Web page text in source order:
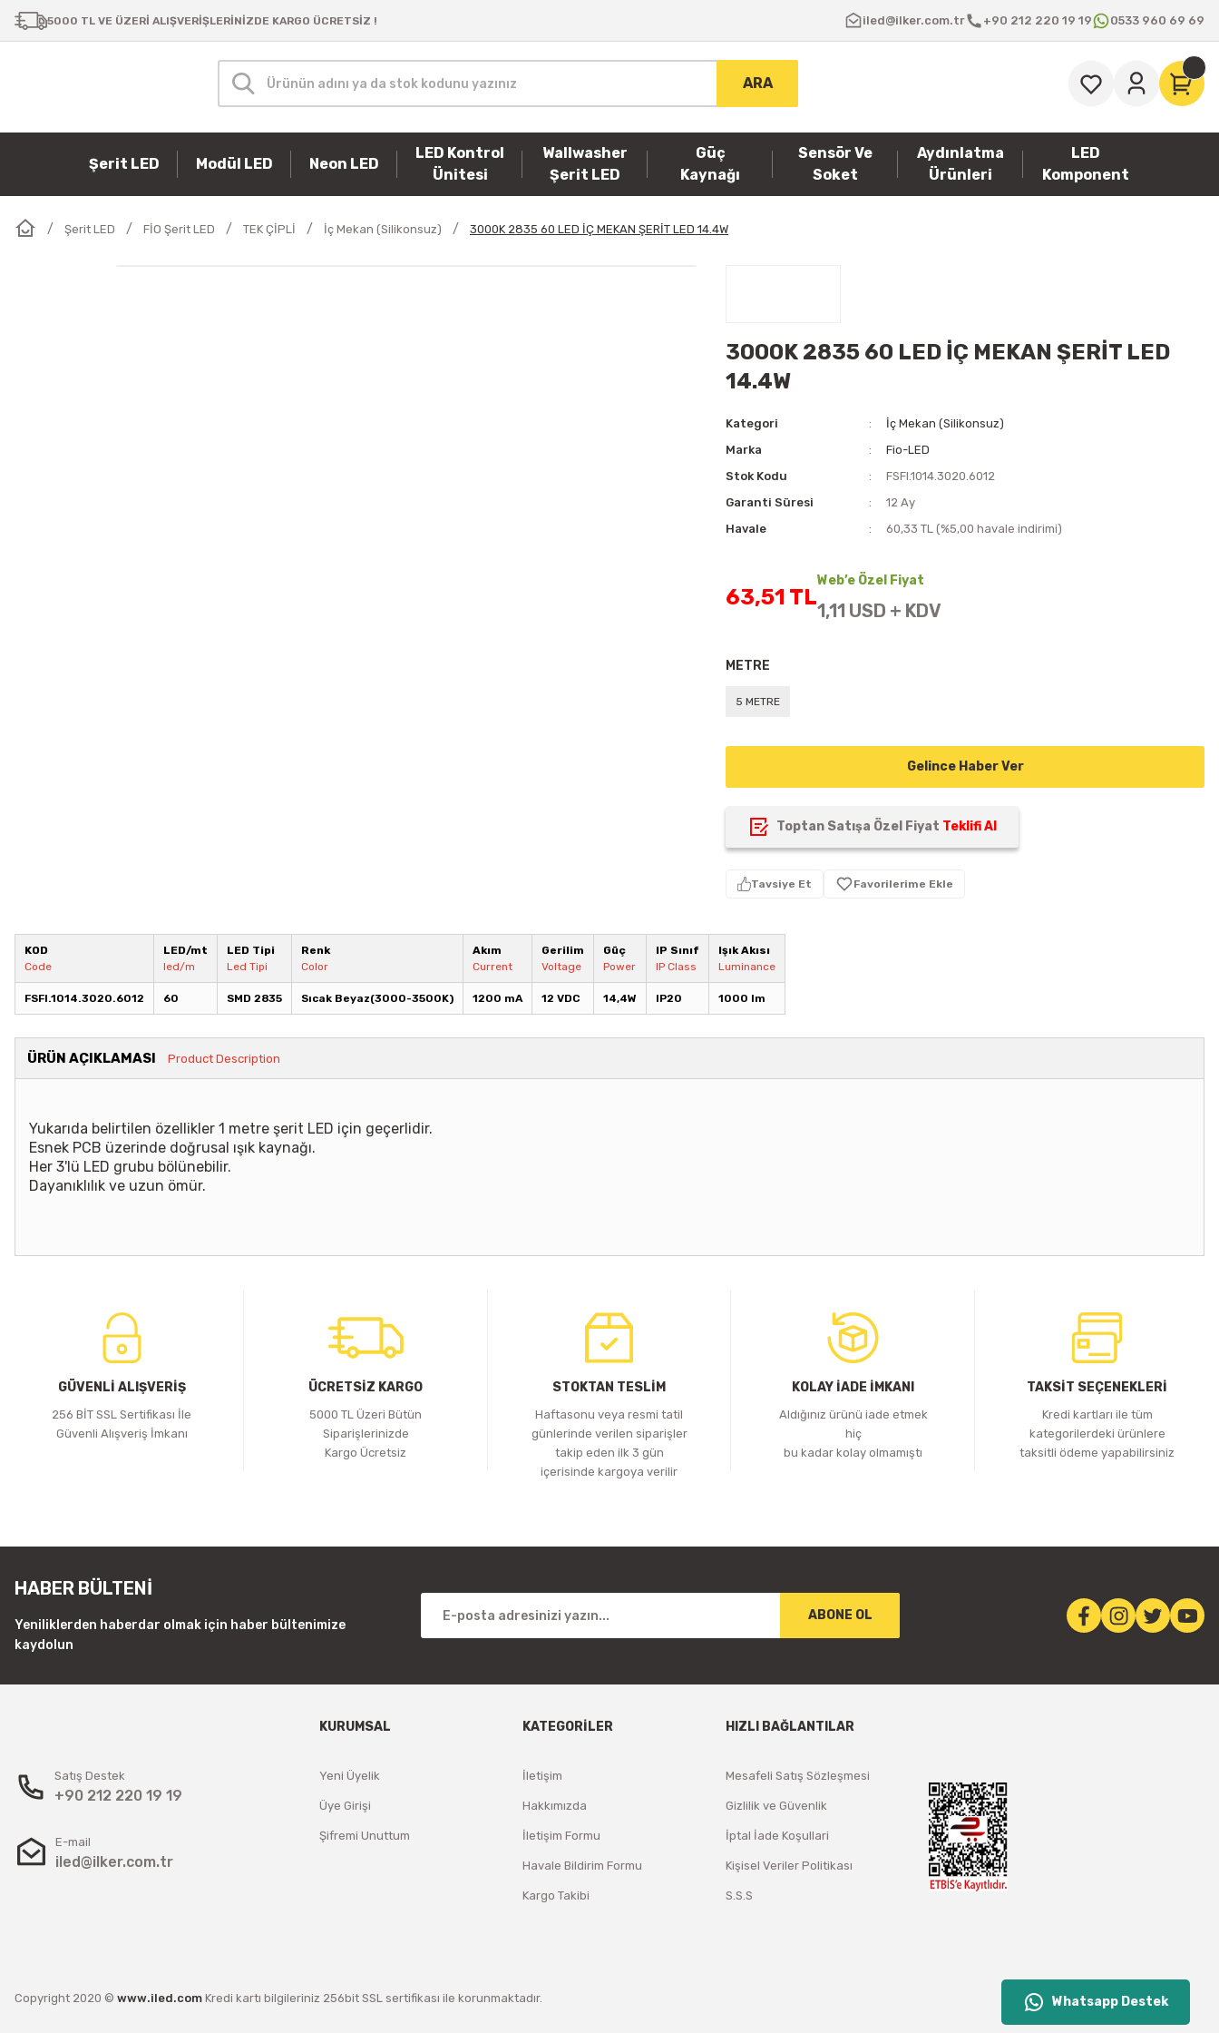
5000 TL VE ÜZERİ ALIŞVERİŞLERİNİZDE KARGO ÜCRETSİZ ! iled@ilker.com.tr +90 212 220 19 19 0533 960 69 69
ARA
Şerit LED Modül LED Neon LED
LED Kontrol
Ünitesi
Wallwasher
Şerit LED
Güç
Kaynağı
Sensör Ve
Soket
Aydınlatma
Ürünleri
LED
Komponent
Şerit LED FİO Şerit LED TEK ÇİPLİ İç Mekan (Silikonsuz) 3000K 2835 60 LED İÇ MEKAN ŞERİT LED 14.4W
3000K 2835 60 LED İÇ MEKAN ŞERİT LED
14.4W
Kategori
İç Mekan (Silikonsuz)
Marka
Fio-LED
Stok Kodu
FSFI.1014.3020.6012
Garanti Süresi
12 Ay
Havale
60,33 TL (%5,00 havale indirimi)
63,51 TL
Web’e Özel Fiyat
1,11 USD + KDV
METRE
5 METRE
Gelince Haber Ver
Toptan Satışa Özel Fiyat Teklifi Al
Tavsiye Et
KOD
Code
LED/mt
led/m
LED Tipi
Led Tipi
Renk
Color
Akım
Current
Gerilim
Voltage
Güç
Power
IP Sınıf
IP Class
Işık Akısı
Luminance
FSFI.1014.3020.6012 60 SMD 2835 Sıcak Beyaz(3000-3500K) 1200 mA 12 VDC 14,4W IP20 1000 lm
ÜRÜN AÇIKLAMASI Product Description
Yukarıda belirtilen özellikler 1 metre şerit LED için geçerlidir.
Esnek PCB üzerinde doğrusal ışık kaynağı.
Her 3'lü LED grubu bölünebilir.
Dayanıklılık ve uzun ömür.
GÜVENLİ ALIŞVERİŞ
256 BİT SSL Sertifikası İle
Güvenli Alışveriş İmkanı
ÜCRETSİZ KARGO
5000 TL Üzeri Bütün
Siparişlerinizde
Kargo Ücretsiz
STOKTAN TESLİM
Haftasonu veya resmi tatil
günlerinde verilen siparişler
takip eden ilk 3 gün
içerisinde kargoya verilir
KOLAY İADE İMKANI
Aldığınız ürünü iade etmek
hiç
bu kadar kolay olmamıştı
TAKSİT SEÇENEKLERİ
Kredi kartları ile tüm
kategorilerdeki ürünlere
taksitli ödeme yapabilirsiniz
HABER BÜLTENİ
Yeniliklerden haberdar olmak için haber bültenimize
kaydolun
ABONE OL
Satış Destek
+90 212 220 19 19
E-mail
iled@ilker.com.tr
KURUMSAL
Yeni Üyelik
Üye Girişi
Şifremi Unuttum
KATEGORİLER
İletişim
Hakkımızda
İletişim Formu
Havale Bildirim Formu
Kargo Takibi
HIZLI BAĞLANTILAR
Mesafeli Satış Sözleşmesi
Gizlilik ve Güvenlik
İptal İade Koşullari
Kişisel Veriler Politikası
S.S.S
Copyright 2020 © www.iled.com Kredi kartı bilgileriniz 256bit SSL sertifikası ile korunmaktadır. Whatsapp Destek